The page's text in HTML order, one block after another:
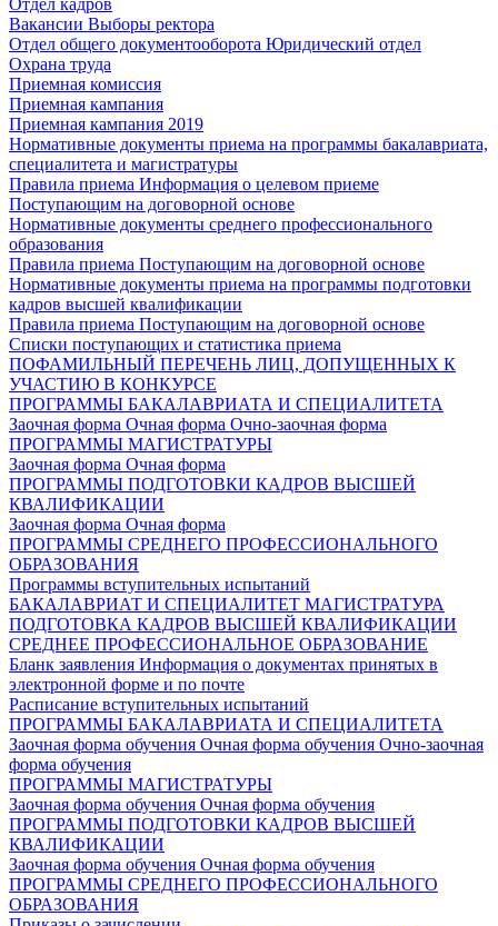
Вакансии Выборы ректора
Отдел общего документооборота Юридический отдел
Охрана труда
Приемная комиссия
Приемная кампания
Приемная кампания 2019
Нормативные документы приема на программы бакалавриата,
специалитета и магистратуры
Правила приема Информация о целевом приеме
Поступающим на договорной основе
Нормативные документы среднего профессионального
образования
Правила приема Поступающим на договорной основе
Нормативные документы приема на программы подготовки
кадров высшей квалификации
Правила приема Поступающим на договорной основе
Списки поступающих и статистика приема
ПОФАМИЛЬНЫЙ ПЕРЕЧЕНЬ ЛИЦ, ДОПУЩЕННЫХ К
УЧАСТИЮ В КОНКУРСЕ
ПРОГРАММЫ БАКАЛАВРИАТА И СПЕЦИАЛИТЕТА
Заочная форма Очная форма Очно-заочная форма
ПРОГРАММЫ МАГИСТРАТУРЫ
Заочная форма Очная форма
ПРОГРАММЫ ПОДГОТОВКИ КАДРОВ ВЫСШЕЙ
КВАЛИФИКАЦИИ
Заочная форма Очная форма
ПРОГРАММЫ СРЕДНЕГО ПРОФЕССИОНАЛЬНОГО
ОБРАЗОВАНИЯ
Программы вступительных испытаний
БАКАЛАВРИАТ И СПЕЦИАЛИТЕТ МАГИСТРАТУРА
ПОДГОТОВКА КАДРОВ ВЫСШЕЙ КВАЛИФИКАЦИИ
СРЕДНЕЕ ПРОФЕССИОНАЛЬНОЕ ОБРАЗОВАНИЕ
Бланк заявления Информация о документах принятых в
электронной форме и по почте
Расписание вступительных испытаний
ПРОГРАММЫ БАКАЛАВРИАТА И СПЕЦИАЛИТЕТА
Заочная форма обучения Очная форма обучения Очно-заочная
форма обучения
ПРОГРАММЫ МАГИСТРАТУРЫ
Заочная форма обучения Очная форма обучения
ПРОГРАММЫ ПОДГОТОВКИ КАДРОВ ВЫСШЕЙ
КВАЛИФИКАЦИИ
Заочная форма обучения Очная форма обучения
ПРОГРАММЫ СРЕДНЕГО ПРОФЕССИОНАЛЬНОГО
ОБРАЗОВАНИЯ